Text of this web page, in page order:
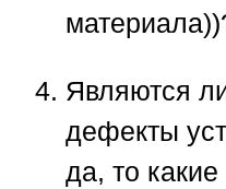
Являются
дефекты
да, то